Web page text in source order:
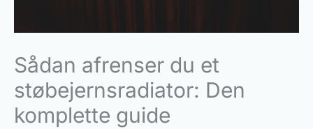
Sådan afrenser du et
støbejernsradiator: Den
komplette guide